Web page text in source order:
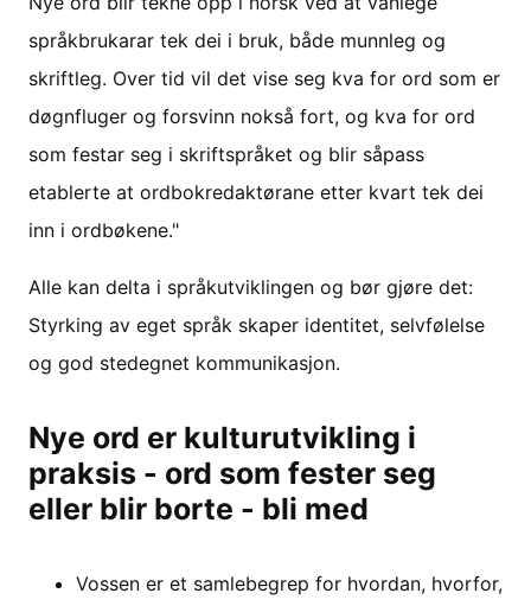
språkbrukarar tek dei i bruk, både munnleg og
skriftleg. Over tid vil det vise seg kva for ord som er
døgnfluger og forsvinn nokså fort, og kva for ord
som festar seg i skriftspråket og blir såpass
etablerte at ordbokredaktørane etter kvart tek dei
inn i ordbøkene."
Alle kan delta i språkutviklingen og bør gjøre det:
Styrking av eget språk skaper identitet, selvfølelse
og god stedegnet kommunikasjon.
Nye ord er kulturutvikling i
praksis - ord som fester seg
eller blir borte - bli med
Vossen er et samlebegrep for hvordan, hvorfor,